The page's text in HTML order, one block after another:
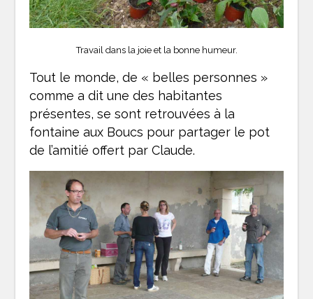
Travail dans la joie et la bonne humeur.
Tout le monde, de « belles personnes »
comme a dit une des habitantes
présentes, se sont retrouvées à la
fontaine aux Boucs pour partager le pot
de l’amitié offert par Claude.